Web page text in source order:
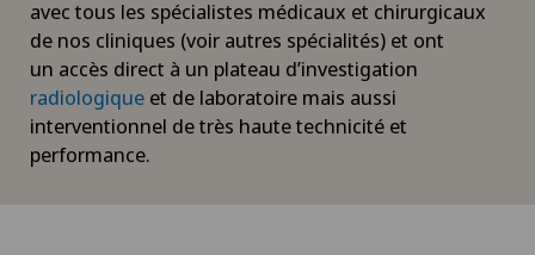
Astigmatisme
Atelier socio-esthétique
Augmentation du volume de la thyroïde (goitre)
avec tous les spécialistes médicaux et chirurgicaux
de nos cliniques (voir autres spécialités) et ont
un accès direct à un plateau d’investigation
radiologique et de laboratoire mais aussi
interventionnel de très haute technicité et
performance.